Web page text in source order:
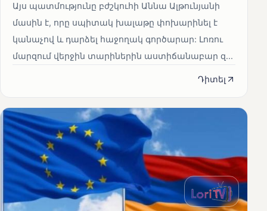
Այս պատմությունը բժշկուհի Աննա Ալթունյանի
մասին է, որը սպիտակ խալաթը փոխարինել է
կանաչով և դարձել հաջողակ գործարար: Լոռու
մարզում վերջին տարիներին աստիճանաբար զ...
Դիտել